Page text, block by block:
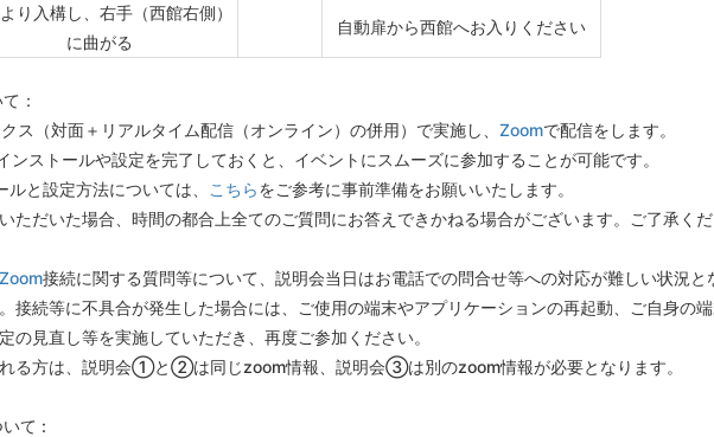
り入構し、右手（西館右側）
に曲がる
自動扉から西館へお入りください
：
ス（対面＋リアルタイム配信（オンライン）の併用）で実施し、 Zoomで配信をします。
ンストールや設定を完了しておくと、イベントにスムーズに参加することが可能です。
ルと設定方法については、 こちらをご参考に事前準備をお願いいたします。
ただいた場合、時間の都合上全てのご質問にお答えできかねる場合がございます。ご了承くだ
Zoom接続に関する質問等について、説明会当日はお電話での問合せ等への対応が難しい状況と
接続等に不具合が発生した場合には、ご使用の端末やアプリケーションの再起動、ご自身の
の見直し等を実施していただき、再度ご参加ください。
る方は、説明会①と②は同じzoom情報、説明会③は別のzoom情報が必要となります。
て :